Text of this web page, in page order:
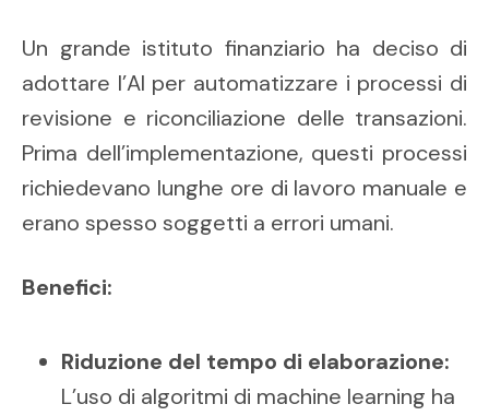
Un grande istituto finanziario ha deciso di
adottare l’AI per automatizzare i processi di
revisione e riconciliazione delle transazioni.
Prima dell’implementazione, questi processi
richiedevano lunghe ore di lavoro manuale e
erano spesso soggetti a errori umani.
Benefici:
Riduzione del tempo di elaborazione:
L’uso di algoritmi di machine learning ha